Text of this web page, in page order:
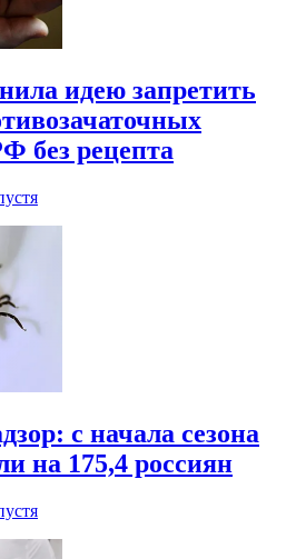
идею запретить
без рецепта
с начала сезона
на 175,4 россиян